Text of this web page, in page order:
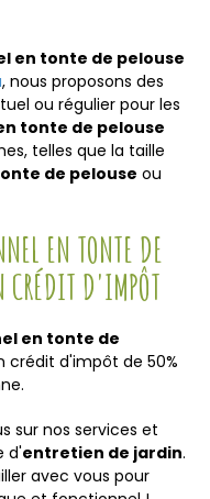
en tonte de pelouse
, nous proposons des
ou régulier pour les
tonte de pelouse
telles que la taille
de pelouse ou
EN TONTE DE
CRÉDIT D'IMPÔT
en tonte de
crédit d'impôt de 50%
sur nos services et
d'entretien de jardin.
avec vous pour